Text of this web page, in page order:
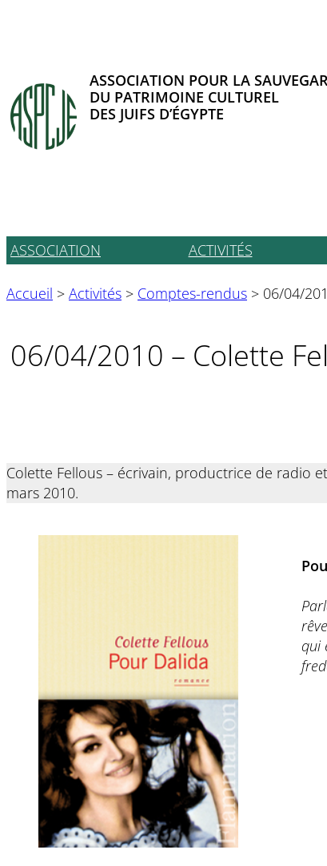
ASSOCIATION POUR LA
DU PATRIMOINE CULTUREL
DES JUIFS D’ÉGYPTE
ASSOCIATION ACTIVITÉS
Accueil > Activités > Comptes-rendus > 06/04/
06/04/2010 – Colette
Colette Fellous – écrivain, productrice de radio
mars 2010.
qui